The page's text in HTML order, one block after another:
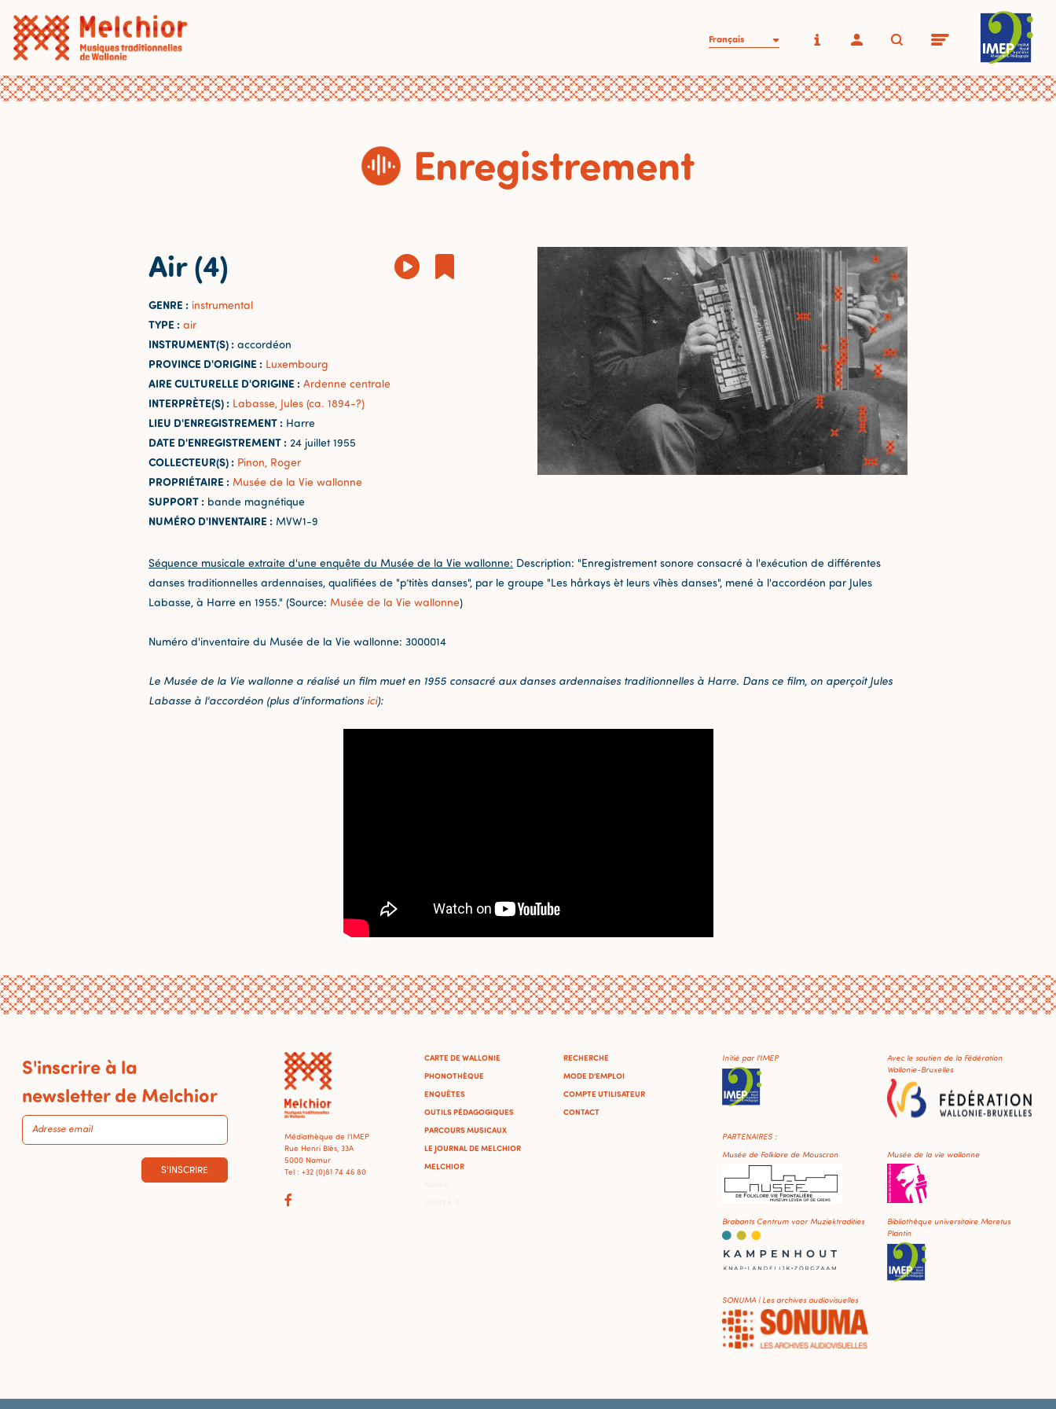
Français
Enregistrement
Air (4)
GENRE : instrumental
TYPE : air
INSTRUMENT(S) : accordéon
PROVINCE D'ORIGINE : Luxembourg
AIRE CULTURELLE D'ORIGINE : Ardenne centrale
INTERPRÈTE(S) : Labasse, Jules (ca. 1894-?)
LIEU D'ENREGISTREMENT : Harre
DATE D'ENREGISTREMENT : 24 juillet 1955
COLLECTEUR(S) : Pinon, Roger
PROPRIÉTAIRE : Musée de la Vie wallonne
SUPPORT : bande magnétique
NUMÉRO D'INVENTAIRE : MVW1-9
Séquence musicale extraite d'une enquête du Musée de la Vie wallonne: Description: "Enregistrement sonore consacré à l'exécution de différentes
danses traditionnelles ardennaises, qualifiées de "p’titès danses", par le groupe "Les hårkays èt leurs vîhès danses", mené à l'accordéon par Jules
Labasse, à Harre en 1955." (Source: Musée de la Vie wallonne)
Numéro d'inventaire du Musée de la Vie wallonne: 3000014
Le Musée de la Vie wallonne a réalisé un film muet en 1955 consacré aux danses ardennaises traditionnelles à Harre. Dans ce film, on aperçoit Jules
Labasse à l'accordéon (plus d'informations ici):
S'inscrire à la
newsletter de Melchior
S'INSCRIRE
Médiathèque de l'IMEP
Rue Henri Blès, 33A
5000 Namur
Tel : +32 (0)81 74 46 80
CARTE DE WALLONIE
PHONOTHÈQUE
ENQUÊTES
OUTILS PÉDAGOGIQUES
PARCOURS MUSICAUX
LE JOURNAL DE MELCHIOR
MELCHIOR
RECHERCHE
MODE D'EMPLOI
COMPTE UTILISATEUR
CONTACT
Initié par l'IMEP
Avec le soutien de la Fédération
Wallonie-Bruxelles
PARTENAIRES :
Musée de Folklore de Mouscron
Musée de la vie wallonne
Brabants Centrum voor Muziektradities
Bibliothèque universitaire Moretus
Plantin
SONUMA | Les archives audiovisuelles